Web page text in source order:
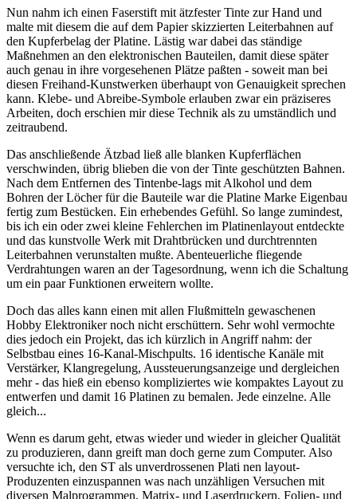
Nun nahm ich einen Faserstift mit ätzfester Tinte zur Hand und
malte mit diesem die auf dem Papier skizzierten Leiterbahnen auf
den Kupferbelag der Platine. Lästig war dabei das ständige
Maßnehmen an den elektronischen Bauteilen, damit diese später
auch genau in ihre vorgesehenen Plätze paßten - soweit man bei
diesen Freihand-Kunstwerken überhaupt von Genauigkeit sprechen
kann. Klebe- und Abreibe-Symbole erlauben zwar ein präziseres
Arbeiten, doch erschien mir diese Technik als zu umständlich und
zeitraubend.
Das anschließende Ätzbad ließ alle blanken Kupferflächen
verschwinden, übrig blieben die von der Tinte geschützten Bahnen.
Nach dem Entfernen des Tintenbe-lags mit Alkohol und dem
Bohren der Löcher für die Bauteile war die Platine Marke Eigenbau
fertig zum Bestücken. Ein erhebendes Gefühl. So lange zumindest,
bis ich ein oder zwei kleine Fehlerchen im Platinenlayout entdeckte
und das kunstvolle Werk mit Drahtbrücken und durchtrennten
Leiterbahnen verunstalten mußte. Abenteuerliche fliegende
Verdrahtungen waren an der Tagesordnung, wenn ich die Schaltung
um ein paar Funktionen erweitern wollte.
Doch das alles kann einen mit allen Flußmitteln gewaschenen
Hobby Elektroniker noch nicht erschüttern. Sehr wohl vermochte
dies jedoch ein Projekt, das ich kürzlich in Angriff nahm: der
Selbstbau eines 16-Kanal-Mischpults. 16 identische Kanäle mit
Verstärker, Klangregelung, Aussteuerungsanzeige und dergleichen
mehr - das hieß ein ebenso kompliziertes wie kompaktes Layout zu
entwerfen und damit 16 Platinen zu bemalen. Jede einzelne. Alle
gleich...
Wenn es darum geht, etwas wieder und wieder in gleicher Qualität
zu produzieren, dann greift man doch gerne zum Computer. Also
versuchte ich, den ST als unverdrossenen Plati nen layout-
Produzenten einzuspannen was nach unzähligen Versuchen mit
diversen Malprogrammen, Matrix- und Laserdruckern, Folien- und